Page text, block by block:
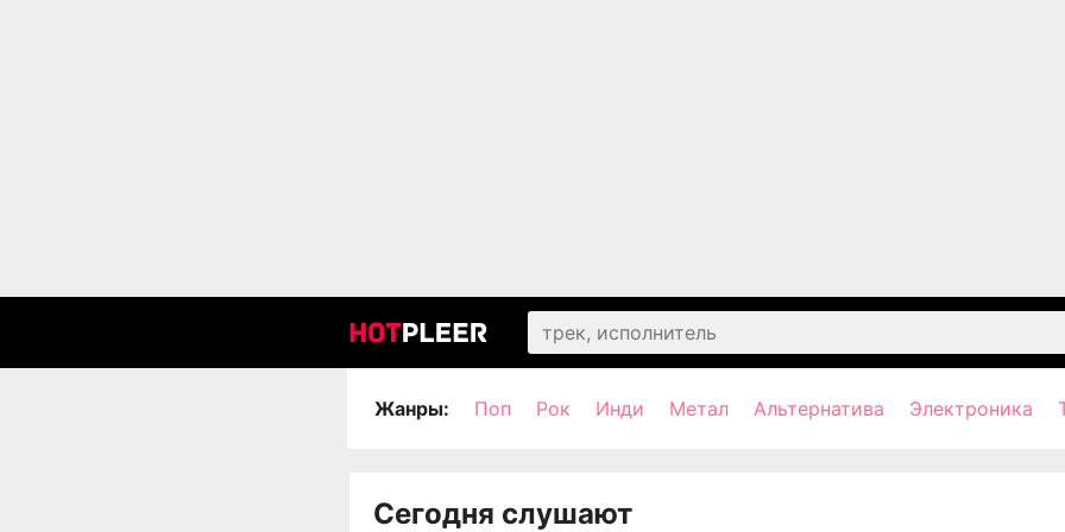
Жанры: Поп Рок Инди Метал Альтернатива Электроника
Сегодня слушают